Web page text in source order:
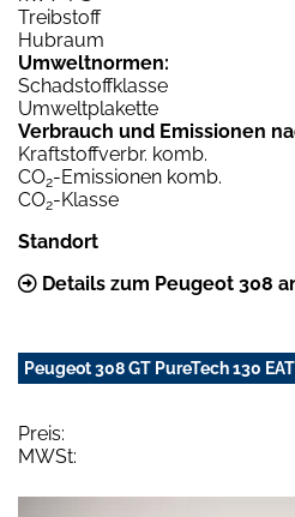
Treibstoff
Hubraum
Umweltnormen:
Schadstoffklasse
Umweltplakette
Verbrauch und Emissionen
Kraftstoffverbr. komb.
CO2-Emissionen komb.
CO2-Klasse
Standort
Details zum Peugeot 308
Peugeot 308 GT PureTech 130
Preis:
MWSt: